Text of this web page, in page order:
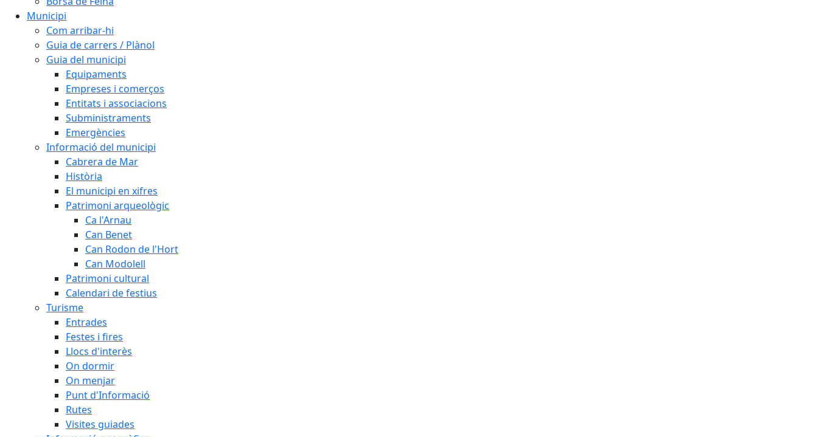
Municipi
Com arribar-hi
Guia de carrers / Plànol
Guia del municipi
Equipaments
Empreses i comerços
Entitats i associacions
Subministraments
Emergències
Informació del municipi
Cabrera de Mar
Història
El municipi en xifres
Patrimoni arqueològic
Ca l'Arnau
Can Benet
Can Rodon de l'Hort
Can Modolell
Patrimoni cultural
Calendari de festius
Turisme
Entrades
Festes i fires
Llocs d'interès
On dormir
On menjar
Punt d'Informació
Rutes
Visites guiades